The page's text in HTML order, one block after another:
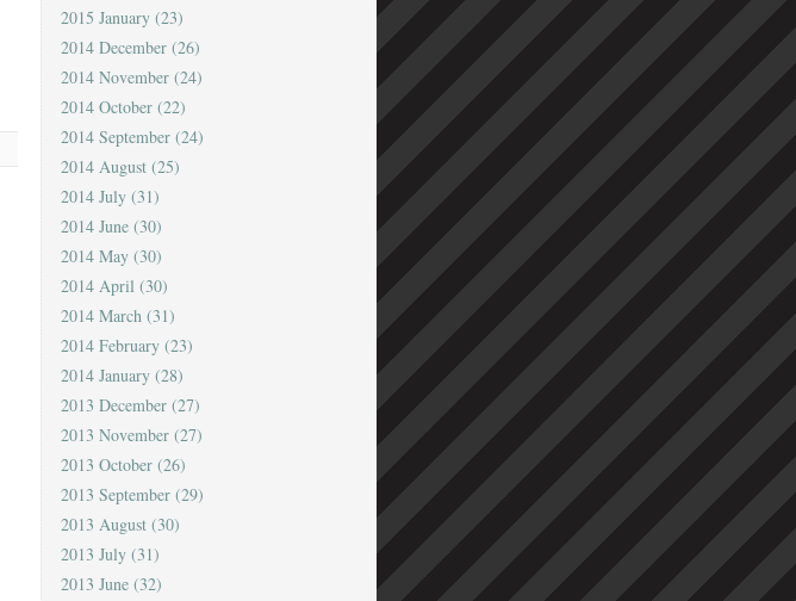
2015 January (23)
2014 December (26)
2014 November (24)
2014 October (22)
2014 September (24)
2014 August (25)
2014 July (31)
2014 June (30)
2014 May (30)
2014 April (30)
2014 March (31)
2014 February (23)
2014 January (28)
2013 December (27)
2013 November (27)
2013 October (26)
2013 September (29)
2013 August (30)
2013 July (31)
2013 June (32)